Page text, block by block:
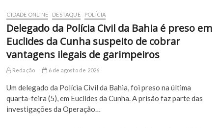
CIDADE ONLINE DESTAQUE POLÍCIA
Delegado da Polícia Civil da Bahia é preso em
Euclides da Cunha suspeito de cobrar
vantagens ilegais de garimpeiros
Redação 6 de agosto de 2026
Um delegado da Polícia Civil da Bahia, foi preso na última
quarta-feira (5), em Euclides da Cunha. A prisão faz parte das
investigações da Operação…